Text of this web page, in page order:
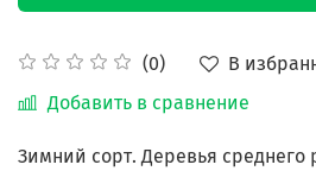
(0)
В
Добавить в сравнение
Зимний сорт. Деревья среднего